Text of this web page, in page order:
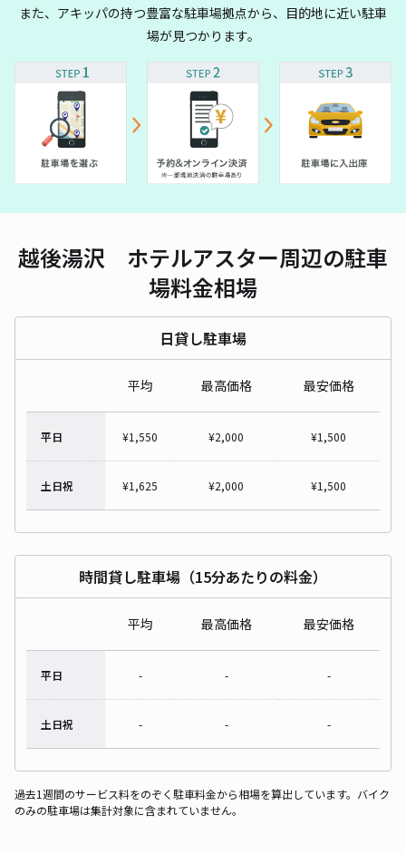
また、アキッパの持つ豊富な駐車場拠点から、目的地に近い駐車
場が見つかります。
越後湯沢 ホテルアスター周辺の駐車
場料金相場
日貸し駐車場
平均 最高価格 最安価格
平日 ¥1,550 ¥2,000 ¥1,500
土日祝 ¥1,625 ¥2,000 ¥1,500
時間貸し駐車場（15分あたりの料金）
平均 最高価格 最安価格
平日 - - -
土日祝 - - -
過去1週間のサービス料をのぞく駐車料金から相場を算出しています。バイク
のみの駐車場は集計対象に含まれていません。